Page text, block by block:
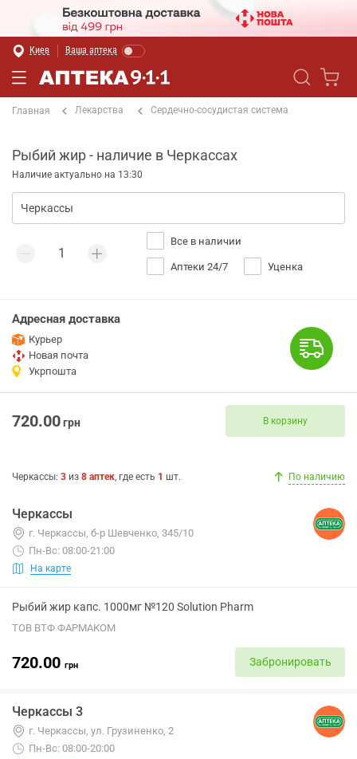
Киев Ваша аптека
Главная Лекарства Сердечно-сосудистая система
Рыбий жир - наличие в Черкассах
Наличие актуально на 13:30
Все в наличии
Аптеки 24/7 Уценка
Адресная доставка
Курьер
Новая почта
Укрпошта
720.00грн В корзину
Черкассы: 3 из 8 аптек, где есть 1 шт. По наличию
Черкассы
г. Черкассы, б-р Шевченко, 345/10
Пн-Вс: 08:00-21:00
На карте
Рыбий жир капс. 1000мг №120 Solution Pharm
ТОВ ВТФ ФАРМАКОМ
720.00 грн Забронировать
Черкассы 3
г. Черкассы, ул. Грузиненко, 2
Пн-Вс: 08:00-20:00